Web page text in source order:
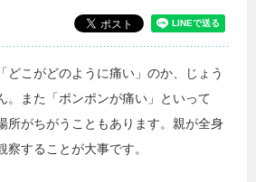
こがどのように痛い」のか、じょう
。また「ポンポンが痛い」といって
所がちがうこともあります。親が全身
察することが大事です。